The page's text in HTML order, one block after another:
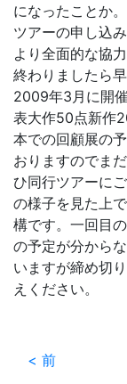
になったことか
ツアーの申し込
より全面的な協
終わりましたら
2009年3月に開
表大作50点新作
本での回顧展の
おりますのでま
ひ同行ツアーに
の様子を見た上
構です。一回目
の予定が分から
いますが締め切
えください。
< 前